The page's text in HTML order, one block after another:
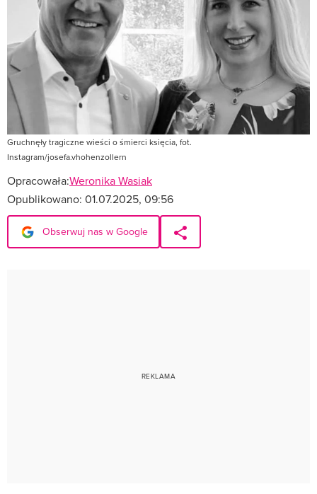
Gruchnęły tragiczne wieści o śmierci księcia, fot.
Instagram/josefa.vhohenzollern
Opracowała:Weronika Wasiak
Opublikowano: 01.07.2025, 09:56
Obserwuj nas w Google